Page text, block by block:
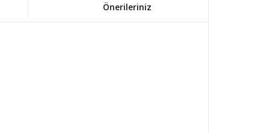
Önerileriniz